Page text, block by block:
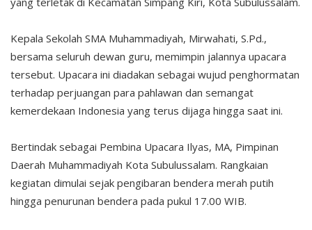
Kepala Sekolah SMA Muhammadiyah, Mirwahati, S.Pd.,
bersama seluruh dewan guru, memimpin jalannya upacara
tersebut. Upacara ini diadakan sebagai wujud penghormatan
terhadap perjuangan para pahlawan dan semangat
kemerdekaan Indonesia yang terus dijaga hingga saat ini.
Bertindak sebagai Pembina Upacara Ilyas, MA, Pimpinan
Daerah Muhammadiyah Kota Subulussalam. Rangkaian
kegiatan dimulai sejak pengibaran bendera merah putih
hingga penurunan bendera pada pukul 17.00 WIB.